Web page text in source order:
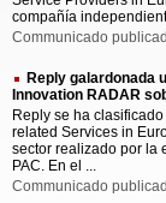
compañía
Communicado
Reply galardonada
Innovation RADAR
Reply se ha
related Services in
sector realizado por la
PAC. En el ...
Communicado